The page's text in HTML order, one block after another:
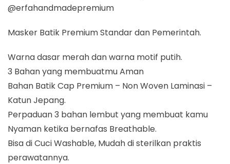
@erfahandmadepremium
Masker Batik Premium Standar dan Pemerintah.
Warna dasar merah dan warna motif putih.
3 Bahan yang membuatmu Aman
Bahan Batik Cap Premium – Non Woven Laminasi –
Katun Jepang.
Perpaduan 3 bahan lembut yang membuat kamu
Nyaman ketika bernafas Breathable.
Bisa di Cuci Washable, Mudah di sterilkan praktis
perawatannya.